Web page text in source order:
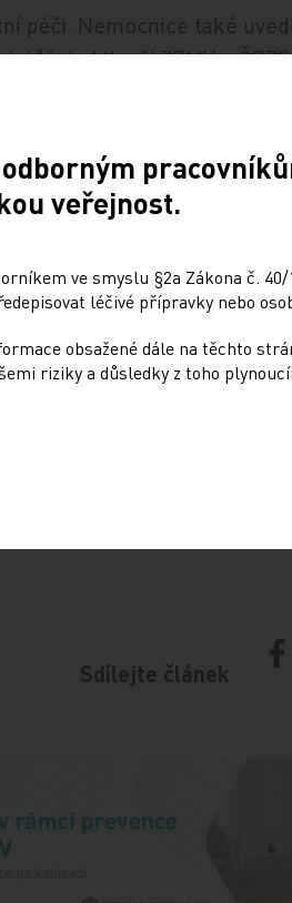
péči. Nemocnice také
lůžek. Mluvčí ZPMV a
k omezování služeb
obrátili na pojišťovnu,
nemocnic, odborů a
víc peněz. Ministerstvo
vyhlášku označil ve
do konce příštího
Sdílejte článek
veřejnost.
ve smyslu §2a Zákona č.
léčivé přípravky nebo
obsažené dále na těchto
riziky a důsledky z toho